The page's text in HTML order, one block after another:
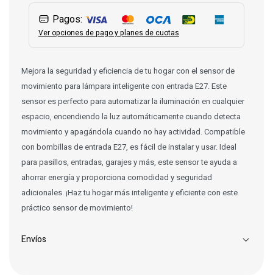
Pagos:
Ver opciones de pago y planes de cuotas
Mejora la seguridad y eficiencia de tu hogar con el sensor de
movimiento para lámpara inteligente con entrada E27. Este
sensor es perfecto para automatizar la iluminación en cualquier
espacio, encendiendo la luz automáticamente cuando detecta
movimiento y apagándola cuando no hay actividad. Compatible
con bombillas de entrada E27, es fácil de instalar y usar. Ideal
para pasillos, entradas, garajes y más, este sensor te ayuda a
ahorrar energía y proporciona comodidad y seguridad
adicionales. ¡Haz tu hogar más inteligente y eficiente con este
práctico sensor de movimiento!
Envíos